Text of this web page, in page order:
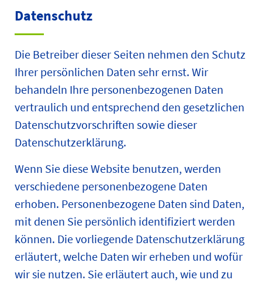
Datenschutz
Die Betreiber dieser Seiten nehmen den Schutz
Ihrer persönlichen Daten sehr ernst. Wir
behandeln Ihre personenbezogenen Daten
vertraulich und entsprechend den gesetzlichen
Datenschutzvorschriften sowie dieser
Datenschutzerklärung.
Wenn Sie diese Website benutzen, werden
verschiedene personenbezogene Daten
erhoben. Personenbezogene Daten sind Daten,
mit denen Sie persönlich identifiziert werden
können. Die vorliegende Datenschutzerklärung
erläutert, welche Daten wir erheben und wofür
wir sie nutzen. Sie erläutert auch, wie und zu